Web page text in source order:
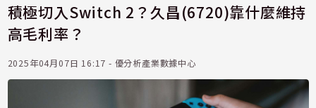
積極切入Switch 2？久昌(6720)靠什麼維持
高毛利率？
2025年04月07日 16:17 - 優分析產業數據中心